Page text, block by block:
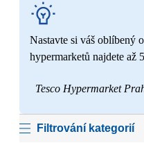
Nastavte si váš oblíbený
hypermarketů najdete až
Tesco Hypermarket
Filtrování kategorií